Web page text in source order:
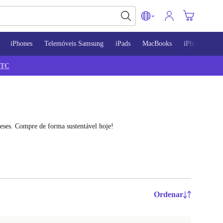
iPhones Telemóveis Samsung iPads MacBooks iPhone 13
TC
Compre de forma sustentável hoje!
Ordenar